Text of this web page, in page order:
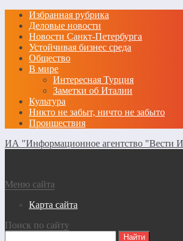
Избранная рубрика
Деловые новости
Новости Санкт-Петербурга
Устойчивая бизнес среда
Общество
В мире
Интересная Турция
Заметки об Италии
Культура
Никто не забыт, ничто не забыто
Проишествия
ИА "Информационное агентство "Вести
Меню сайта
Карта сайта
Поиск по сайту